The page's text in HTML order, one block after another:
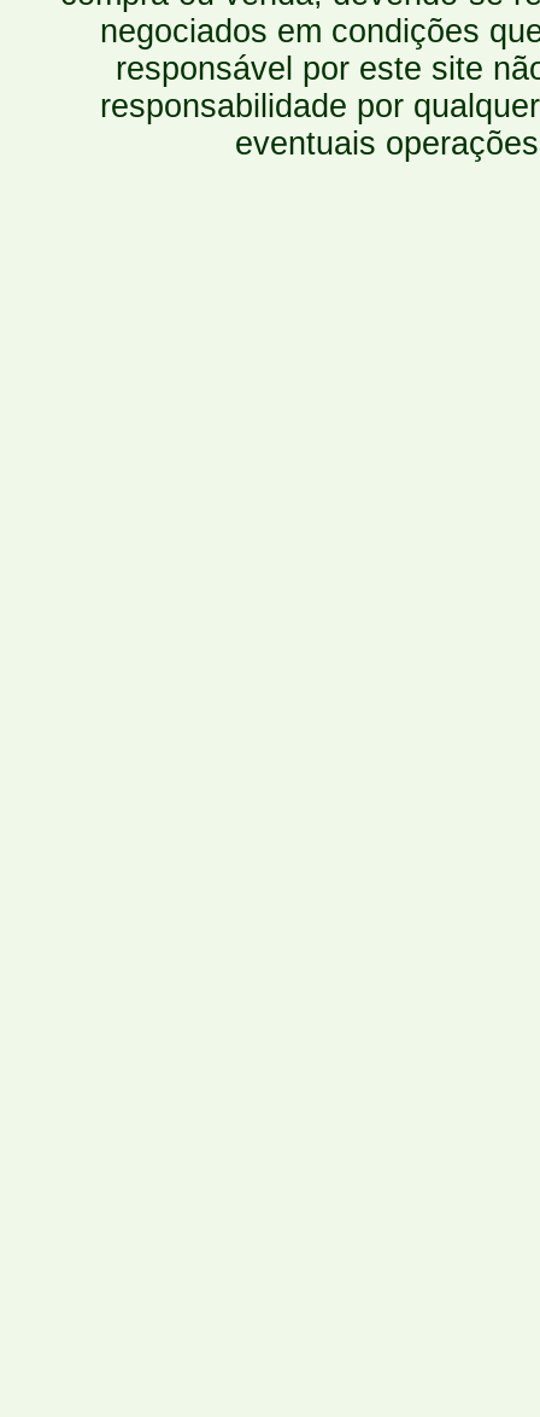
negociados em condições
responsável por este site
responsabilidade por
eventuais